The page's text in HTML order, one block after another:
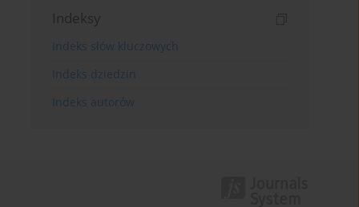
Indeksy
Indeks słów kluczowych
Indeks dziedzin
Indeks autorów